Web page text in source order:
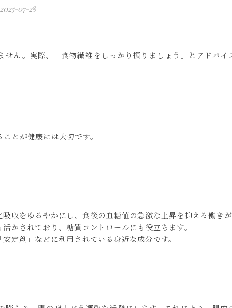
2025-07-28
ん。実際、「食物繊維をしっかり摂りましょう」とアドバイ
とが健康には大切です。
収をゆるやかにし、食後の血糖値の急激な上昇を抑える働きが
かされており、糖質コントロールにも役立ちます。
定剤」などに利用されている身近な成分です。